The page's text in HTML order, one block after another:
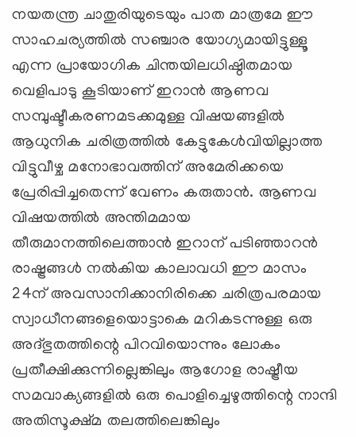
നയതന്ത്ര ചാതുരിയുടെയും പാത മാത്രമേ ഈ
സാഹചര്യത്തില്‍ സഞ്ചാര യോഗ്യമായിട്ടുള്ളൂ
എന്ന പ്രായോഗിക ചിന്തയിലധിഷ്ഠിതമായ
വെളിപാടു കൂടിയാണ് ഇറാന്‍ ആണവ
സമ്പുഷ്ടീകരണമടക്കമുള്ള വിഷയങ്ങളില്‍
ആധുനിക ചരിത്രത്തില്‍ കേട്ടുകേള്‍വിയില്ലാത്ത
വിട്ടുവീഴ്ച മനോഭാവത്തിന് അമേരിക്കയെ
പ്രേരിപ്പിച്ചതെന്ന് വേണം കരുതാന്‍. ആണവ
വിഷയത്തില്‍ അന്തിമമായ
തീരുമാനത്തിലെത്താന്‍ ഇറാന് പടിഞ്ഞാറന്‍
രാഷ്ട്രങ്ങള്‍ നല്‍കിയ കാലാവധി ഈ മാസം
24ന് അവസാനിക്കാനിരിക്കെ ചരിത്രപരമായ
സ്വാധീനങ്ങളെയൊട്ടാകെ മറികടന്നുള്ള ഒരു
അദ്ഭുതത്തിന്റെ പിറവിയൊന്നും ലോകം
പ്രതീക്ഷിക്കുന്നില്ലെങ്കിലും ആഗോള രാഷ്ട്രീയ
സമവാക്യങ്ങളില്‍ ഒരു പൊളിച്ചെഴുത്തിന്റെ നാന്ദി
അതിസൂക്ഷ്മ തലത്തിലെങ്കിലും